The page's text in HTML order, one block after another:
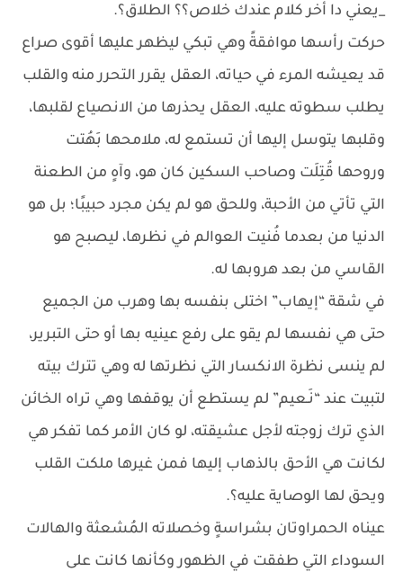
_يعني دا أخر كلام عندك خلاص؟؟ الطلاق؟.
حركت رأسها موافقةً وهي تبكي ليظهر عليها أقوى صراع
قد يعيشه المرء في حياته، العقل يقرر التحرر منه والقلب
يطلب سطوته عليه، العقل يحذرها من الانصياع لقلبها،
وقلبها يتوسل إليها أن تستمع له، ملامحها بَهُتت
وروحها قُتِلَت وصاحب السكين كان هو، وآهٍ من الطعنة
التي تأتي من الأحبة، وللحق هو لم يكن مجرد حبيبًا؛ بل هو
الدنيا من بعدما فُنيت العوالم في نظرها، ليصبح هو
القاسي من بعد هروبها له.
في شقة “إيهاب” اختلى بنفسه بها وهرب من الجميع
حتى هي نفسها لم يقو على رفع عينيه بها أو حتى التبرير،
لم ينسى نظرة الانكسار التي نظرتها له وهي تترك بيته
لتبيت عند “نَـعيم” لم يستطع أن يوقفها وهي تراه الخائن
الذي ترك زوجته لأجل عشيقته، لو كان الأمر كما تفكر هي
لكانت هي الأحق بالذهاب إليها فمن غيرها ملكت القلب
ويحق لها الوصاية عليه؟.
عيناه الحمراوتان بشراسةٍ وخصلاته المُشعثة والهالات
السوداء التي طفقت في الظهور وكأنها كانت على